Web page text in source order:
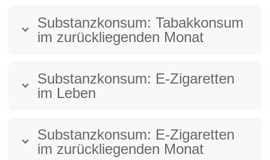
Substanzkonsum: Tabakkonsum
im zurückliegenden Monat
Substanzkonsum: E-Zigaretten
im Leben
Substanzkonsum: E-Zigaretten
im zurückliegenden Monat